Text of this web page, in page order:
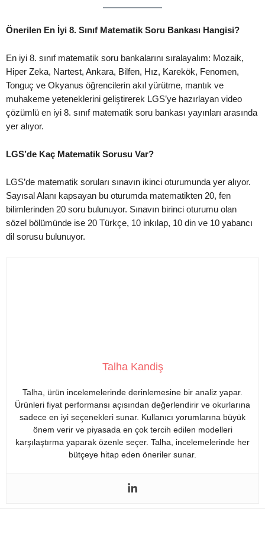
Önerilen En İyi 8. Sınıf Matematik Soru Bankası Hangisi?
En iyi 8. sınıf matematik soru bankalarını sıralayalım: Mozaik,
Hiper Zeka, Nartest, Ankara, Bilfen, Hız, Karekök, Fenomen,
Tonguç ve Okyanus öğrencilerin akıl yürütme, mantık ve
muhakeme yeteneklerini geliştirerek LGS’ye hazırlayan video
çözümlü en iyi 8. sınıf matematik soru bankası yayınları arasında
yer alıyor.
LGS’de Kaç Matematik Sorusu Var?
LGS’de matematik soruları sınavın ikinci oturumunda yer alıyor.
Sayısal Alanı kapsayan bu oturumda matematikten 20, fen
bilimlerinden 20 soru bulunuyor. Sınavın birinci oturumu olan
sözel bölümünde ise 20 Türkçe, 10 inkılap, 10 din ve 10 yabancı
dil sorusu bulunuyor.
Talha Kandiş
Talha, ürün incelemelerinde derinlemesine bir analiz yapar.
Ürünleri fiyat performansı açısından değerlendirir ve okurlarına
sadece en iyi seçenekleri sunar. Kullanıcı yorumlarına büyük
önem verir ve piyasada en çok tercih edilen modelleri
karşılaştırma yaparak özenle seçer. Talha, incelemelerinde her
bütçeye hitap eden öneriler sunar.